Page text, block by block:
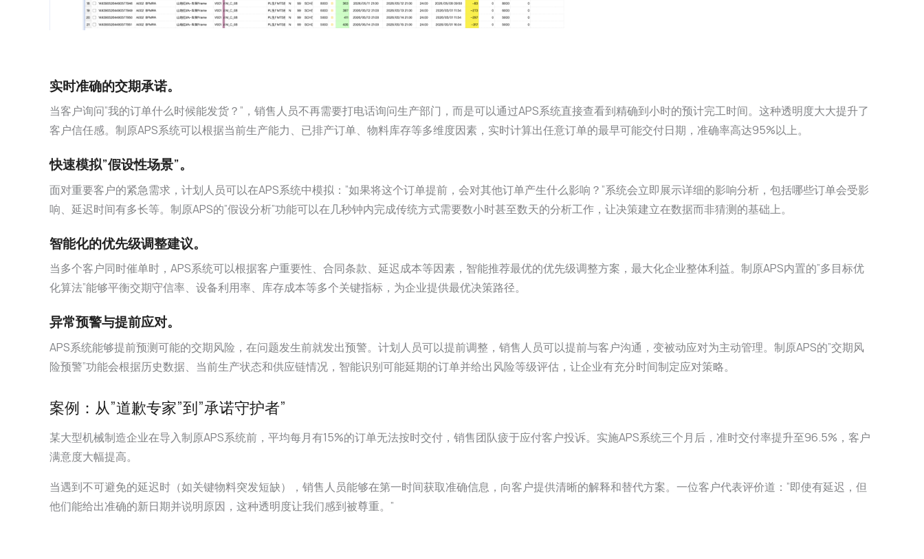
实时准确的交期承诺。
当客户询问”我的订单什么时候能发货？”，销售人员不再需要打电话询问生产部门，而是可以通过APS系统直接查看到精确到小时的预计完工时间。这种透明度大大提升了
客户信任感。制原APS系统可以根据当前生产能力、已排产订单、物料库存等多维度因素，实时计算出任意订单的最早可能交付日期，准确率高达95%以上。
快速模拟”假设性场景”。
面对重要客户的紧急需求，计划人员可以在APS系统中模拟：”如果将这个订单提前，会对其他订单产生什么影响？”系统会立即展示详细的影响分析，包括哪些订单会受影
响、延迟时间有多长等。制原APS的”假设分析”功能可以在几秒钟内完成传统方式需要数小时甚至数天的分析工作，让决策建立在数据而非猜测的基础上。
智能化的优先级调整建议。
当多个客户同时催单时，APS系统可以根据客户重要性、合同条款、延迟成本等因素，智能推荐最优的优先级调整方案，最大化企业整体利益。制原APS内置的”多目标优
化算法”能够平衡交期守信率、设备利用率、库存成本等多个关键指标，为企业提供最优决策路径。
异常预警与提前应对。
APS系统能够提前预测可能的交期风险，在问题发生前就发出预警。计划人员可以提前调整，销售人员可以提前与客户沟通，变被动应对为主动管理。制原APS的”交期风
险预警”功能会根据历史数据、当前生产状态和供应链情况，智能识别可能延期的订单并给出风险等级评估，让企业有充分时间制定应对策略。
案例：从”道歉专家”到”承诺守护者”
某大型机械制造企业在导入制原APS系统前，平均每月有15%的订单无法按时交付，销售团队疲于应付客户投诉。实施APS系统三个月后，准时交付率提升至96.5%，客户
满意度大幅提高。
当遇到不可避免的延迟时（如关键物料突发短缺），销售人员能够在第一时间获取准确信息，向客户提供清晰的解释和替代方案。一位客户代表评价道：”即使有延迟，但
他们能给出准确的新日期并说明原因，这种透明度让我们感到被尊重。”